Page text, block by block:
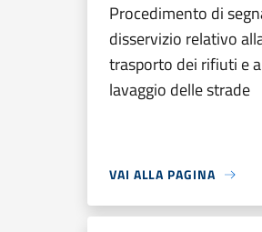
Procedimento di
disservizio relativo
trasporto dei rifiuti e
lavaggio delle strade
VAI ALLA PAGINA